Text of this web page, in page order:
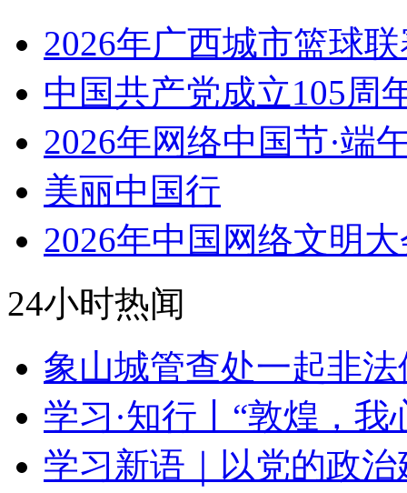
2026年广西城市篮球
中国共产党成立105周
2026年网络中国节·端
美丽中国行
2026年中国网络文明
24小时热闻
象山城管查处一起非
学习·知行丨“敦煌，我
学习新语｜以党的政